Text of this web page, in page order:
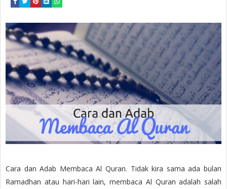
Cara dan Adab Membaca Al Quran. Tidak kira sama ada bulan
Ramadhan atau hari-hari lain, membaca Al Quran adalah salah